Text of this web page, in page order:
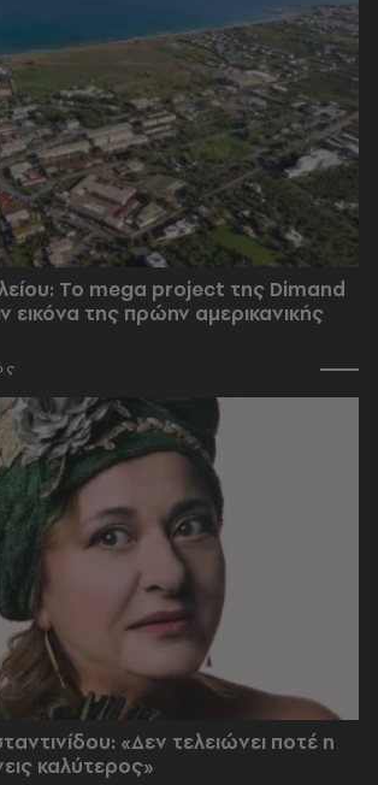
To mega project της Dimand
εικόνα της πρώην αμερικανικής
«Δεν τελειώνει ποτέ η
καλύτερος»